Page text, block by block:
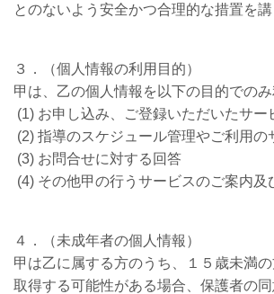
とのないよう安全かつ合理的な措置を講
３．（個人情報の利用目的）
甲は、乙の個人情報を以下の目的でのみ
(1) お申し込み、ご登録いただいたサー
(2) 指導のスケジュール管理やご利用の
(3) お問合せに対する回答
(4) その他甲の行うサービスのご案内及
４．（未成年者の個人情報）
甲は乙に属する方のうち、１５歳未満
取得する可能性がある場合、保護者の